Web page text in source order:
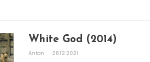
White God (2014)
Anton 28.12.2021